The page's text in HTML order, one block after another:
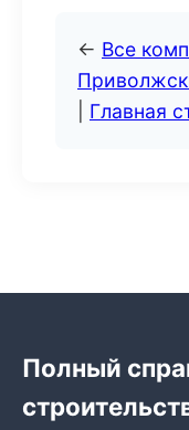
← Все
Главная
Полный